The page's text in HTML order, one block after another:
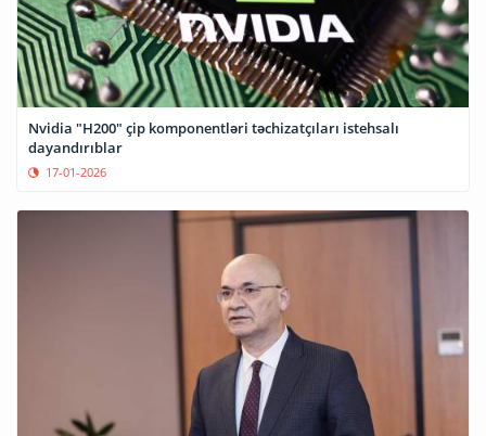
Nvidia "H200" çip komponentləri təchizatçıları istehsalı
dayandırıblar
17-01-2026